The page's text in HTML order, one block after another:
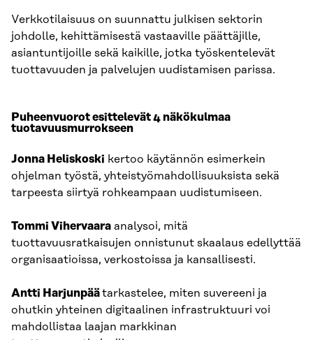
Verkkotilaisuus on suunnattu julkisen sektorin
johdolle, kehittämisestä vastaaville päättäjille,
asiantuntijoille sekä kaikille, jotka työskentelevät
tuottavuuden ja palvelujen uudistamisen parissa.
Puheenvuorot esittelevät 4 näkökulmaa
tuotavuusmurrokseen
Jonna Heliskoski kertoo käytännön esimerkein
ohjelman työstä, yhteistyömahdollisuuksista sekä
tarpeesta siirtyä rohkeampaan uudistumiseen.
Tommi Vihervaara analysoi, mitä
tuottavuusratkaisujen onnistunut skaalaus edellyttää
organisaatioissa, verkostoissa ja kansallisesti.
Antti Harjunpäätarkastelee, miten suvereeni ja
ohutkin yhteinen digitaalinen infrastruktuuri voi
mahdollistaa laajan markkinan